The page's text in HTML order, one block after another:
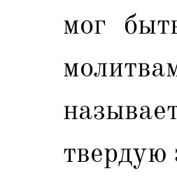
мог